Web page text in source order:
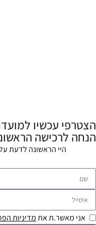
הנחה לרכישה
היי הראשונה לדעת
אני מאשר.ת אתמדיניות